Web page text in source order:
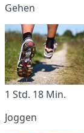
Gehen
1 Std. 18 Min.
Joggen